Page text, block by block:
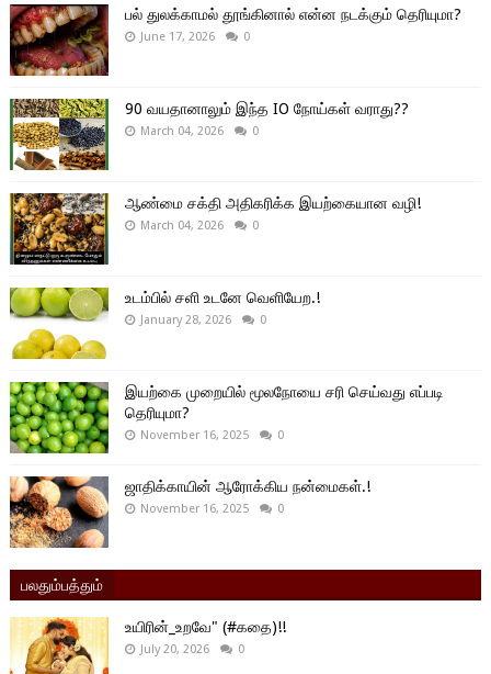
பல் துலக்காமல் தூங்கினால் என்ன நடக்கும் தெரியுமா?
June 17, 2026 0
90 வயதானாலும் இந்த IO நோய்கள் வராது??
March 04, 2026 0
ஆண்மை சக்தி அதிகரிக்க இயற்கையான வழி!
March 04, 2026 0
உடம்பில் சளி உடனே வெளியேற.!
January 28, 2026 0
இயற்கை முறையில் மூலநோயை சரி செய்வது எப்படி
தெரியுமா?
November 16, 2025 0
ஜாதிக்காயின் ஆரோக்கிய நன்மைகள்.!
November 16, 2025 0
பலதும்பத்தும்
உயிரின்_உறவே" (#கதை)!!
July 20, 2026 0